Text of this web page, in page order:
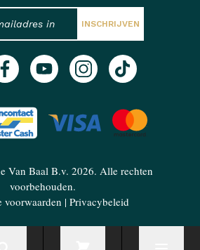
INSCHRIJVEN
Van Baal B.v. 2026. Alle rechten
voorbehouden.
voorwaarden | Privacybeleid